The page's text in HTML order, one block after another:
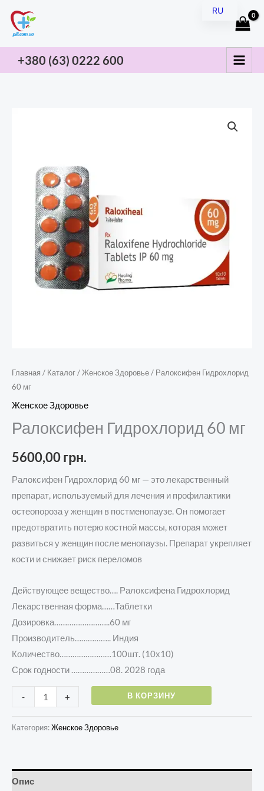
содержимому
+380 (63) 0222 600
Главная / Каталог/Женское Здоровье/ Ралоксифен Гидрохлорид
60 мг
Женское Здоровье
Ралоксифен Гидрохлорид 60 мг
5600,00грн.
Ралоксифен Гидрохлорид 60 мг — это лекарственный
препарат, используемый для лечения и профилактики
остеопороза у женщин в постменопаузе. Он помогает
предотвратить потерю костной массы, которая может
развиться у женщин после менопаузы. Препарат укрепляет
кости и снижает риск переломов
Действующее вещество…. Ралоксифена Гидрохлорид
Лекарственная форма……Таблетки
Дозировка……………………..60 мг
Производитель…………….. Индия
Количество……………………100шт. (10х10)
Срок годности ………………08. 2028 года
- + В КОРЗИНУ
Категория:Женское Здоровье
Опис
RU